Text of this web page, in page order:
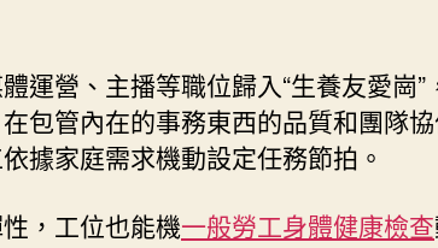
運營、主播等職位歸入“生養友愛崗”
包管內在的事務東西的品質和團隊
據家庭需求機動設定任務節拍。
，工位也能機一般勞工身體健康檢查